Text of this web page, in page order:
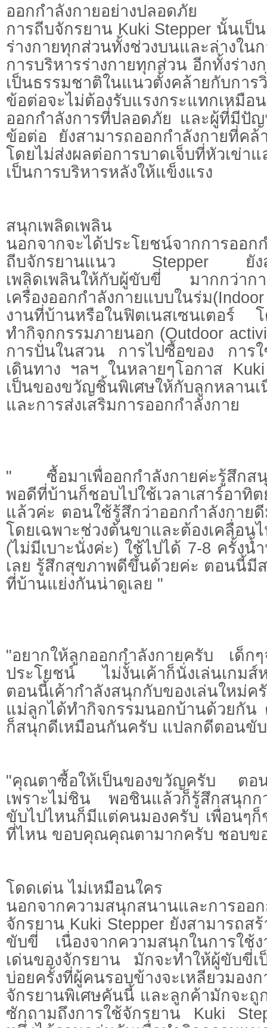
ออกกำลังกายอย่างปลอดภัย
การถีบจักรยาน Kuki Stepper นั้นเป็
ร่างกายทุกส่วนทั้งช่วงบนและล่างใ
การบริหารร่างกายทุกส่วน อีกทั้งร่าง
เป็นธรรมชาติในแนวตั้งคล้ายกับกา
ข้อต่อจะไม่ต้องรับแรงกระแทกเหมือ
ออกกำลังการที่ปลอดภัย และผู้ที่มีปัญ
ข้อต่อ ยังสามารถออกกำลังกายที่คล้
โดยไม่ส่งผลต่อการบาดเจ็บที่หัวเข่
เป็นการบริหารหลังให้แข็งแรง
สนุกเพลิดเพลิน
นอกจากจะได้ประโยชน์จากการออ
ถีบจักรยานแนว Stepper ยังส
เพลิดเพลินให้กับผู้ขับขี่ มากกว่ากา
เครื่องออกกำลังกายแบบในร่ม
งานที่บ้านหรือในฟิตเนสเซนเตอร์ โ
ทำกิจกกรรมภายนอก (Outdoor
การปั่นในสวน การไปซื้อของ การใ
เดินทาง ฯลฯ ในหลายๆโอกาส
เป็นของขวัญชิ้นพิเศษให้กับลูกหลาน
และการส่งเสริมการออกกำลังกาย
" ซื้อมาเพื่ออกกำลังกายค่ะรู้สึกสนุ
พอดีที่บ้านก็ชอบไปใช้เวลาเสาร์อาทิ
แล้วค่ะ ตอนใช้รู้สึกว่าออกกำลังกาย
โดยเฉพาะช่วงต้นขาและต้องเคลื่อน
(ไม่มีเบาะนั่งค่ะ) ใช้ไปได้ 7-8 ครั้งน้
เลย รู้สึกสุขภาพดีขึ้นด้วยค่ะ ตอนนี้มี
ที่บ้านแย่งกันน่าดูเลย "
"อยากให้ลูกออกกำลังกายครับ เด็กๆ
ประโยชน์ ไม่งั้นเค้าก็นั่งเล่นเกมส์ห
ตอนนี้เค้ากำลังสนุกกับของเล่นใหม่
แม่ลูกได้ทำกิจกรรมนอกบ้านด้วยกัน
ก็สนุกดีเหมือนกันครับ แปลกดีตอ
"คุณตาซื้อให้เป็นของขวัญครับ ตอ
เพราะไม่ชิน พอชินแล้วก็รู้สึกสนุกก
ขับไปไหนก็มีแต่คนมองครับ เพื่อนๆก็
ที่ไหน ขอบคุณคุณตามากครับ ชอบ
โดดเด่น ไม่เหมือนใคร
นอกจากความสนุกสนานและการอ
จักรยาน Kuki Stepper ยังสามารถส
ขับขี่ เนื่องจากความสนุกในการใช้
เด่นของจักรยาน มักจะทำให้ผู้ขับขี่เ
บ่อยครั้งที่ผู้คนรอบข้างจะเหลียวมอง
จักรยานพิเศษคันนี้ และลูกค้ามักจะถู
ซักถามถึงการใช้จักรยาน Kuki